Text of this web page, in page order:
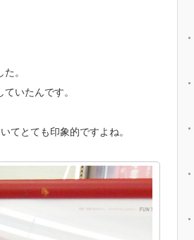
。
いたんです。
てとても印象的ですよね。